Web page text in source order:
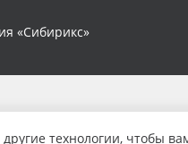
«Сибирикс»
технологии, чтобы